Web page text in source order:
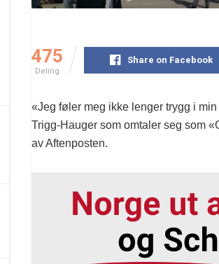
475
Deling
Share on Facebook
«Jeg føler meg ikke lenger trygg i
Trigg-Hauger som omtaler seg som
av Aftenposten.